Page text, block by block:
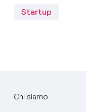
Startup
Chi siamo